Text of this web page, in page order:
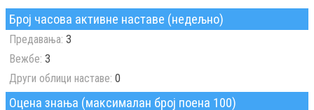
Број часова активне наставе (недељно)
Предавања: 3
Вежбе: 3
Други облици наставе: 0
Оцена знања (максималан број поена 100)